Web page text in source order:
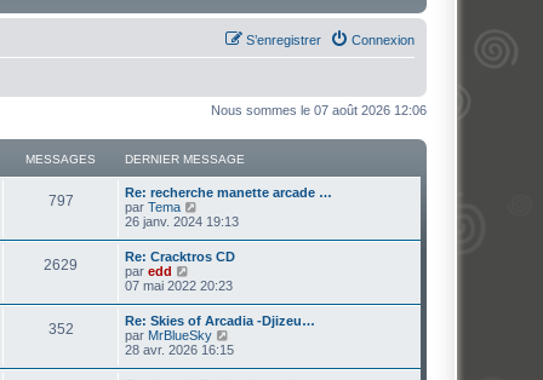
Connexion
S’enregistrer
Nous sommes le 07 août 2026 12:06
MESSAGES DERNIER MESSAGE
797
Re: recherche manette arcade …
par Tema
o
l
e
d
e
r
n
e
26 janv. 2024 19:13
2629
Re: Cracktros CD
par edd
o
l
e
d
e
07 mai 2022 20:23
352
Re: Skies of Arcadia -Djizeu…
par MrBlueSky
o
28 avr. 2026 16:15